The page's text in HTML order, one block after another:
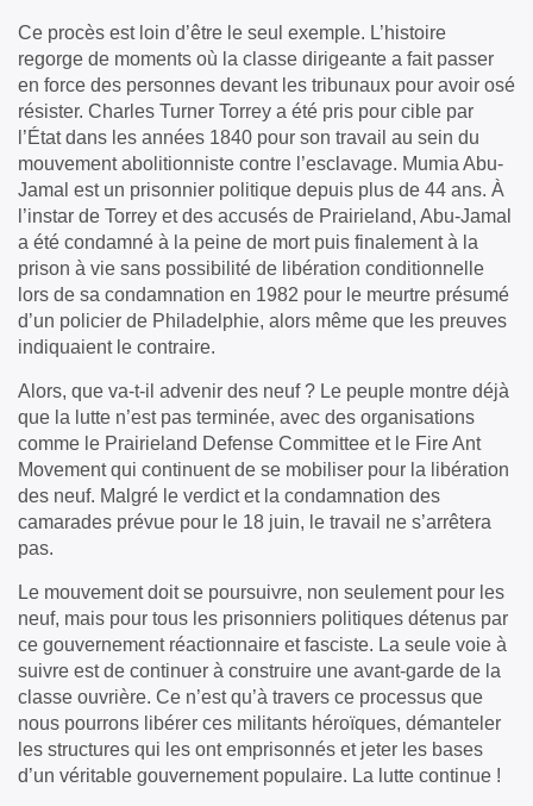
Ce procès est loin d’être le seul exemple. L’histoire
regorge de moments où la classe dirigeante a fait passer
en force des personnes devant les tribunaux pour avoir osé
résister. Charles Turner Torrey a été pris pour cible par
l’État dans les années 1840 pour son travail au sein du
mouvement abolitionniste contre l’esclavage. Mumia Abu-
Jamal est un prisonnier politique depuis plus de 44 ans. À
l’instar de Torrey et des accusés de Prairieland, Abu-Jamal
a été condamné à la peine de mort puis finalement à la
prison à vie sans possibilité de libération conditionnelle
lors de sa condamnation en 1982 pour le meurtre présumé
d’un policier de Philadelphie, alors même que les preuves
indiquaient le contraire.
Alors, que va-t-il advenir des neuf ? Le peuple montre déjà
que la lutte n’est pas terminée, avec des organisations
comme le Prairieland Defense Committee et le Fire Ant
Movement qui continuent de se mobiliser pour la libération
des neuf. Malgré le verdict et la condamnation des
camarades prévue pour le 18 juin, le travail ne s’arrêtera
pas.
Le mouvement doit se poursuivre, non seulement pour les
neuf, mais pour tous les prisonniers politiques détenus par
ce gouvernement réactionnaire et fasciste. La seule voie à
suivre est de continuer à construire une avant-garde de la
classe ouvrière. Ce n’est qu’à travers ce processus que
nous pourrons libérer ces militants héroïques, démanteler
les structures qui les ont emprisonnés et jeter les bases
d’un véritable gouvernement populaire. La lutte continue !